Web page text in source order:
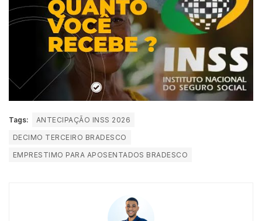
Tags:
ANTECIPAÇÃO INSS 2026
DECIMO TERCEIRO BRADESCO
EMPRESTIMO PARA APOSENTADOS BRADESCO